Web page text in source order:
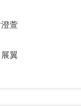
萱
翼